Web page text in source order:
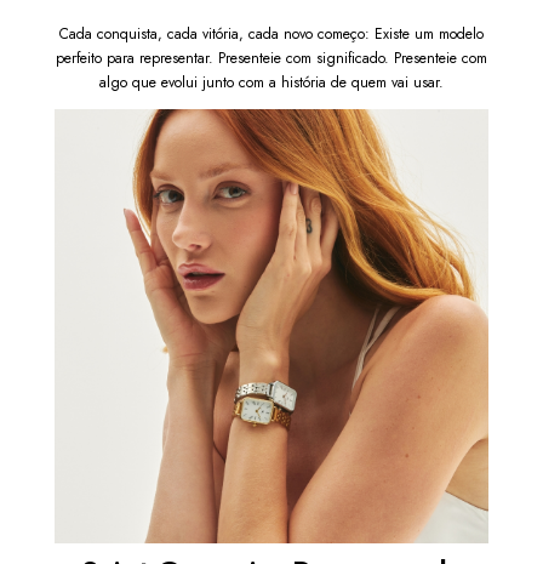
Cada conquista, cada vitória, cada novo começo: Existe um modelo
perfeito para representar. Presenteie com significado. Presenteie com
algo que evolui junto com a história de quem vai usar.